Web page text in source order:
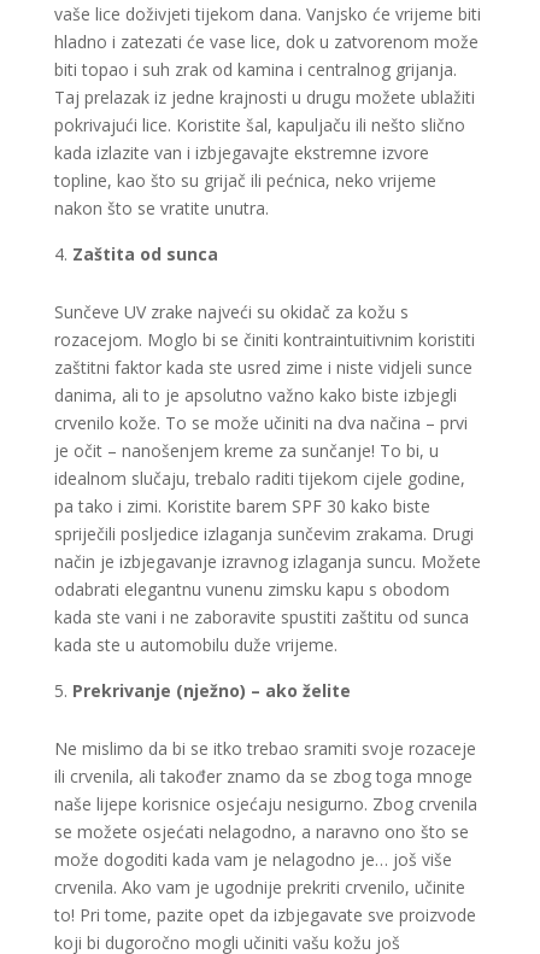
vaše lice doživjeti tijekom dana. Vanjsko će vrijeme biti
hladno i zatezati će vase lice, dok u zatvorenom može
biti topao i suh zrak od kamina i centralnog grijanja.
Taj prelazak iz jedne krajnosti u drugu možete ublažiti
pokrivajući lice. Koristite šal, kapuljaču ili nešto slično
kada izlazite van i izbjegavajte ekstremne izvore
topline, kao što su grijač ili pećnica, neko vrijeme
nakon što se vratite unutra.
Zaštita od sunca
Sunčeve UV zrake najveći su okidač za kožu s
rozacejom. Moglo bi se činiti kontraintuitivnim koristiti
zaštitni faktor kada ste usred zime i niste vidjeli sunce
danima, ali to je apsolutno važno kako biste izbjegli
crvenilo kože. To se može učiniti na dva načina – prvi
je očit – nanošenjem kreme za sunčanje! To bi, u
idealnom slučaju, trebalo raditi tijekom cijele godine,
pa tako i zimi. Koristite barem SPF 30 kako biste
spriječili posljedice izlaganja sunčevim zrakama. Drugi
način je izbjegavanje izravnog izlaganja suncu. Možete
odabrati elegantnu vunenu zimsku kapu s obodom
kada ste vani i ne zaboravite spustiti zaštitu od sunca
kada ste u automobilu duže vrijeme.
Prekrivanje (nježno) – ako želite
Ne mislimo da bi se itko trebao sramiti svoje rozaceje
ili crvenila, ali također znamo da se zbog toga mnoge
naše lijepe korisnice osjećaju nesigurno. Zbog crvenila
se možete osjećati nelagodno, a naravno ono što se
može dogoditi kada vam je nelagodno je… još više
crvenila. Ako vam je ugodnije prekriti crvenilo, učinite
to! Pri tome, pazite opet da izbjegavate sve proizvode
koji bi dugoročno mogli učiniti vašu kožu još